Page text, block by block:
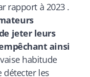
rapport à 2023 .
jeter leurs
ainsi
habitude
détecter les